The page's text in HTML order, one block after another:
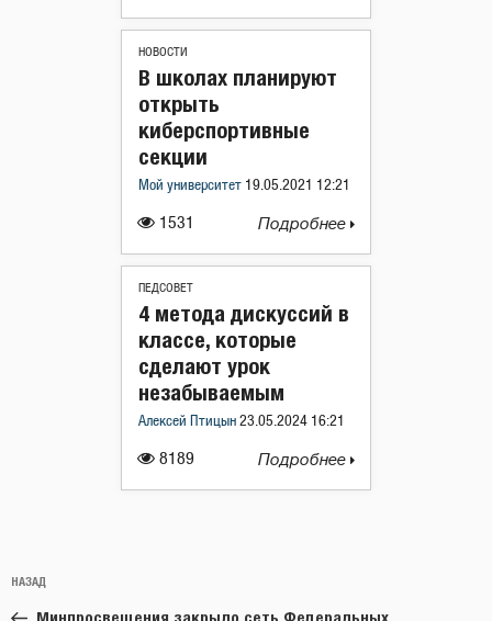
НОВОСТИ
1531
В школах планируют
открыть
киберспортивные
секции
Мой университет 19.05.2021 12:21
Подробнее
ПЕДСОВЕТ
8189
4 метода дискуссий в
классе, которые
сделают урок
незабываемым
Алексей Птицын 23.05.2024 16:21
Подробнее
по
Предыдущая
запись:
НАЗАД